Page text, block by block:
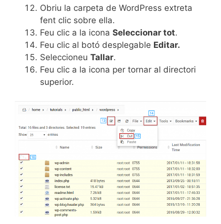
Obriu la carpeta de WordPress extreta
fent clic sobre ella.
Feu clic a la icona Seleccionar tot.
Feu clic al botó desplegable Editar.
Seleccioneu Tallar.
Feu clic a la icona per tornar al directori
superior.